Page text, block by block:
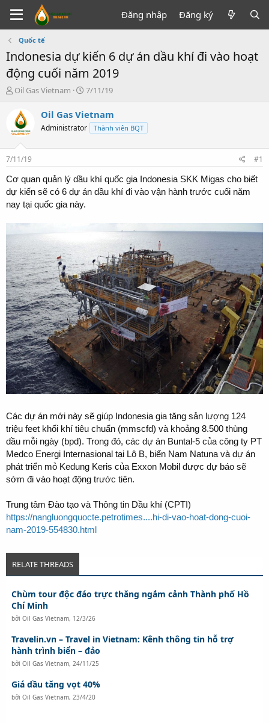
Đăng nhập Đăng ký
Quốc tế
Indonesia dự kiến 6 dự án dầu khí đi vào hoạt
động cuối năm 2019
T
e
a
s
t
a
t
e
Oil Gas Vietnam
N
à
g
7/11/19
Oil Gas Vietnam
Administrator Thành viên BQT
7/11/19
#1
Cơ quan quản lý dầu khí quốc gia Indonesia SKK Migas cho biết
dự kiến sẽ có 6 dự án dầu khí đi vào vận hành trước cuối năm
nay tại quốc gia này.
Các dự án mới này sẽ giúp Indonesia gia tăng sản lượng 124
triệu feet khối khí tiêu chuẩn (mmscfd) và khoảng 8.500 thùng
dầu mỗi ngày (bpd). Trong đó, các dự án Buntal-5 của công ty PT
Medco Energi Internasional tại Lô B, biển Nam Natuna và dự án
phát triển mỏ Kedung Keris của Exxon Mobil được dự báo sẽ
sớm đi vào hoạt động trước tiên.
Trung tâm Đào tạo và Thông tin Dầu khí (CPTI)
https://nangluongquocte.petrotimes....hi-di-vao-hoat-dong-cuoi-
nam-2019-554830.html
RELATE THREADS
Chùm tour độc đáo trực thăng ngắm cảnh Thành phố Hồ
Chí Minh
bởi Oil Gas Vietnam, 12/3/26
Travelin.vn – Travel in Vietnam: Kênh thông tin hỗ trợ
hành trình biển – đảo
bởi Oil Gas Vietnam, 24/11/25
Giá dầu tăng vọt 40%
bởi Oil Gas Vietnam, 23/4/20